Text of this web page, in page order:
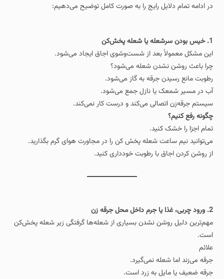
در ادامه تمام دلایل رایج را به‌ صورت کامل توضیح می‌دهیم:
1. خیس بودن سرشعله یا شعله‌ پخش‌کن
این مشکل معمولاً بعد از شست‌وشوی اجاق ایجاد می‌شود.
چرا باعث روشن نشدن شعله می‌شود؟
رطوبت مانع رسیدن جرقه به گاز می‌شود.
آب در مسیر شمعک یا نازل جمع می‌شود.
سیستم جرقه‌زن اتصالی می‌کند و درست کار نمی‌کند.
چگونه رفع کنیم؟
تمام اجزا را خشک کنید.
می‌توانید نیم ساعت شعله‌ پخش‌ کن را در مجاورت هوای گرم بگذارید.
از روشن کردن اجاق با رطوبت خودداری کنید.
2. ورود چربی، غذا یا جرم داخل محل جرقه‌ زن
مهم‌ترین دلیل روشن نشدن بسیاری از شعله‌ها گرفتگی زیر شعله‌ پخش‌کن
است.
علائم
جرقه می‌زند اما شعله نمی‌گیرد.
جرقه ضعیف یا مایل به زرد است.